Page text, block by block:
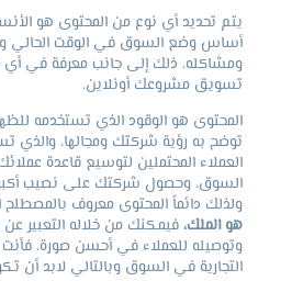
يتم تحديد أي نوع من المحتوى هو
أساس وضع السوق في الوقت الحالي
ومشاكله، ذلك إلى جانب معرفة في أي
تسويق مشروعك أونلاين.
المحتوى هو الوقود الذي تستخدمه
توضح به رؤية شركتك ومجالها، والذي
العملاء المحتملين لتوسيع قاعدة
السوق، وحصول شركتك على نصيب
ولذلك دائماً المحتوى معروف
هو الملك، فيمكنك من خلاله التعبير
وتوصيله للعملاء في أحسن صورة،
التجارية في السوق وبالتالي لابد أن